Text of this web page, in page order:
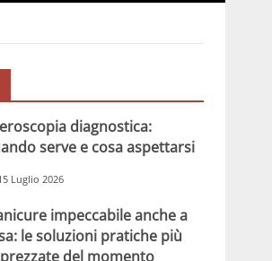
diagnostica:
serve e cosa aspettarsi
Luglio 2026
impeccabile anche a
le soluzioni pratiche più
del momento